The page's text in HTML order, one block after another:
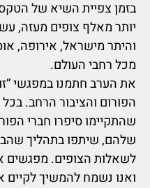
יותר מאלף צופים מעזה,
והיתר מישראל, אירופה,
מכל רחבי העולם.
את הערב חתמנו במפגשי
הפורום והציבור הרחב.
שהתקיימו סיפרו חברי
שלהם, שיתפו בתהליך
לשאלות הצופים. מפגשים
ואנו נשמח להמשיך לקיים